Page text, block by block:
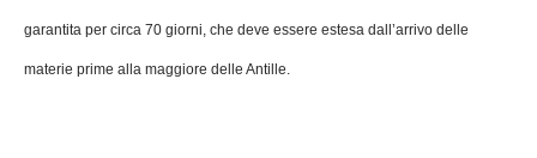
garantita per circa 70 giorni, che deve essere estesa dall’arrivo delle
materie prime alla maggiore delle Antille.